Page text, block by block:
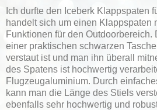
Ich durfte den Iceberk Klappspaten
handelt sich um einen Klappspaten
Funktionen für den Outdoorbereich.
einer praktischen schwarzen
verstaut ist und man ihn überall
des Spatens ist hochwertig
Flugzeugaluminium. Durch
kann man die Länge des Stiels
ebenfalls sehr hochwertig und